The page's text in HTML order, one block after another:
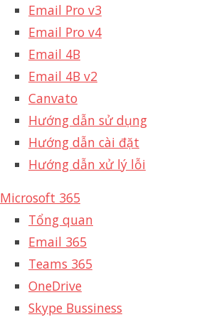
Email Pro v3
Email Pro v4
Email 4B
Email 4B v2
Canvato
Hướng dẫn sử dụng
Hướng dẫn cài đặt
Hướng dẫn xử lý lỗi
Microsoft 365
Tổng quan
Email 365
Teams 365
OneDrive
Skype Bussiness